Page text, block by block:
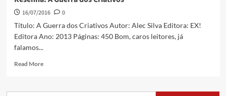
16/07/2016
0
Título: A Guerra dos Criativos Autor: Alec Silva Editora: EX!
Editora Ano: 2013 Páginas: 450 Bom, caros leitores, já
falamos...
Read More